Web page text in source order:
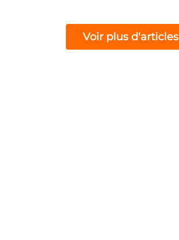
Voir plus d'articles